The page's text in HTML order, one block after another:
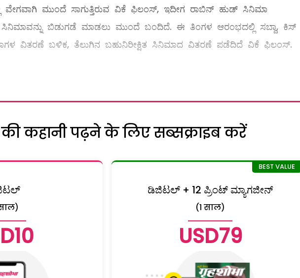
ವೇಗವಾಗಿ ಮುಂದೆ ಸಾಗುತ್ತಿರುವ ವಿಕೆ ಫಿಲಂಸ್‌, ಇದೀಗ ರಾಬಿನ್‌ ಹುಡ್‌ ಸಿನಿಮಾ
ಈ ಸಿನಿಮಾವನ್ನು ಬಿಡುಗಡೆ ಮಾಡಲು ಮುಂದೆ ಬಂದಿದೆ. ಈ ತಿಂಗಳ ಆರಂಭದಲ್ಲಿ ಸಬ್ದಾ,
ವಿತರಣೆ ಬಳಿಕ, ತೆಲುಗಿನ ಬಹುನಿರೀಕ್ಷಿತ ಸಿನಿಮಾದ ವಿತರಣೆ ಪಡೆದಿದೆ ವಿಕೆ ಫಿಲಂಸ್‌.
कहानी पढ़ने के लिए सब्सक्राइब करें
ಡಿಜಿಟಲ್ + 12 ಪ್ರಿಂಟ್ ಮ್ಯಾಗಜೀನ್
(1 साल)
USD79